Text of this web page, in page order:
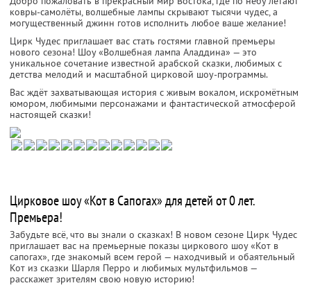
ковры-самолёты, волшебные лампы скрывают тысячи чудес, а
могущественный джинн готов исполнить любое ваше желание!
Цирк Чудес приглашает вас стать гостями главной премьеры
нового сезона! Шоу «Волшебная лампа Аладдина» — это
уникальное сочетание известной арабской сказки, любимых с
детства мелодий и масштабной цирковой шоу-программы.
Вас ждёт захватывающая история с живым вокалом, искромётным
юмором, любимыми персонажами и фантастической атмосферой
настоящей сказки!
Цирковое шоу «Кот в Сапогах» для детей от 0 лет.
Премьера!
Забудьте всё, что вы знали о сказках! В новом сезоне Цирк Чудес
приглашает вас на премьерные показы циркового шоу «Кот в
сапогах», где знакомый всем герой — находчивый и обаятельный
Кот из сказки Шарля Перро и любимых мультфильмов —
расскажет зрителям свою новую историю!